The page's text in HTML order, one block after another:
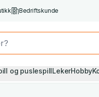
Bedriftskunde
og puslespillLekerHobby